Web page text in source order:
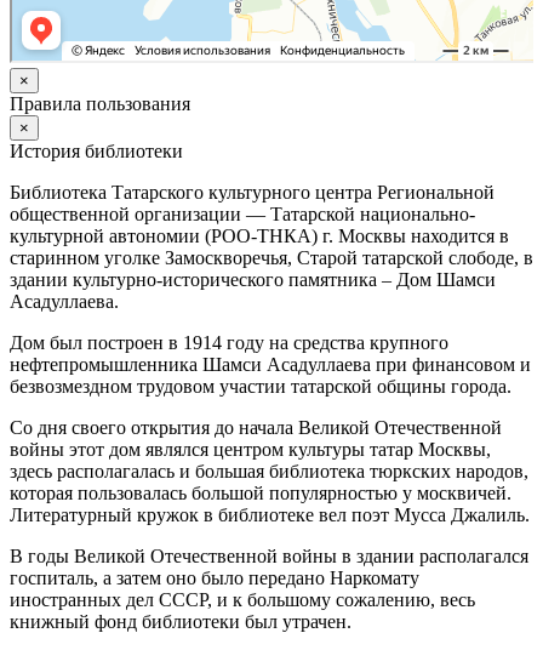
×
Правила пользования
×
История библиотеки
Библиотека Татарского культурного центра Региональной
общественной организации — Татарской национально-
культурной автономии (РОО-ТНКА) г. Москвы находится в
старинном уголке Замоскворечья, Старой татарской слободе, в
здании культурно-исторического памятника – Дом Шамси
Асадуллаева.
Дом был построен в 1914 году на средства крупного
нефтепромышленника Шамси Асадуллаева при финансовом и
безвозмездном трудовом участии татарской общины города.
Со дня своего открытия до начала Великой Отечественной
войны этот дом являлся центром культуры татар Москвы,
здесь располагалась и большая библиотека тюркских народов,
которая пользовалась большой популярностью у москвичей.
Литературный кружок в библиотеке вел поэт Мусса Джалиль.
В годы Великой Отечественной войны в здании располагался
госпиталь, а затем оно было передано Наркомату
иностранных дел СССР, и к большому сожалению, весь
книжный фонд библиотеки был утрачен.